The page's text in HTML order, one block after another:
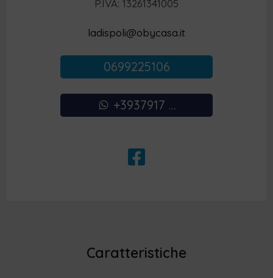
P.IVA: 13261341005
ladispoli@obycasa.it
0699225106
+3937917 ...
Caratteristiche